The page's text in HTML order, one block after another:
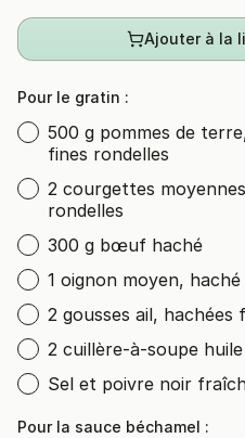
Ajouter à la
Pour le gratin :
500 g pommes de
fines rondelles
2 courgettes
rondelles
300 g bœuf haché
1 oignon moyen,
2 gousses ail, hachées
2 cuillère-à-soupe
Sel et poivre noir
Pour la sauce béchamel :